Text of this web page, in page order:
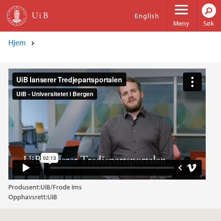
Hopp til hovedinnhold
Meny
English
Søk
Hjem
Produsent:UiB/Frode Ims
Opphavsrett:UiB